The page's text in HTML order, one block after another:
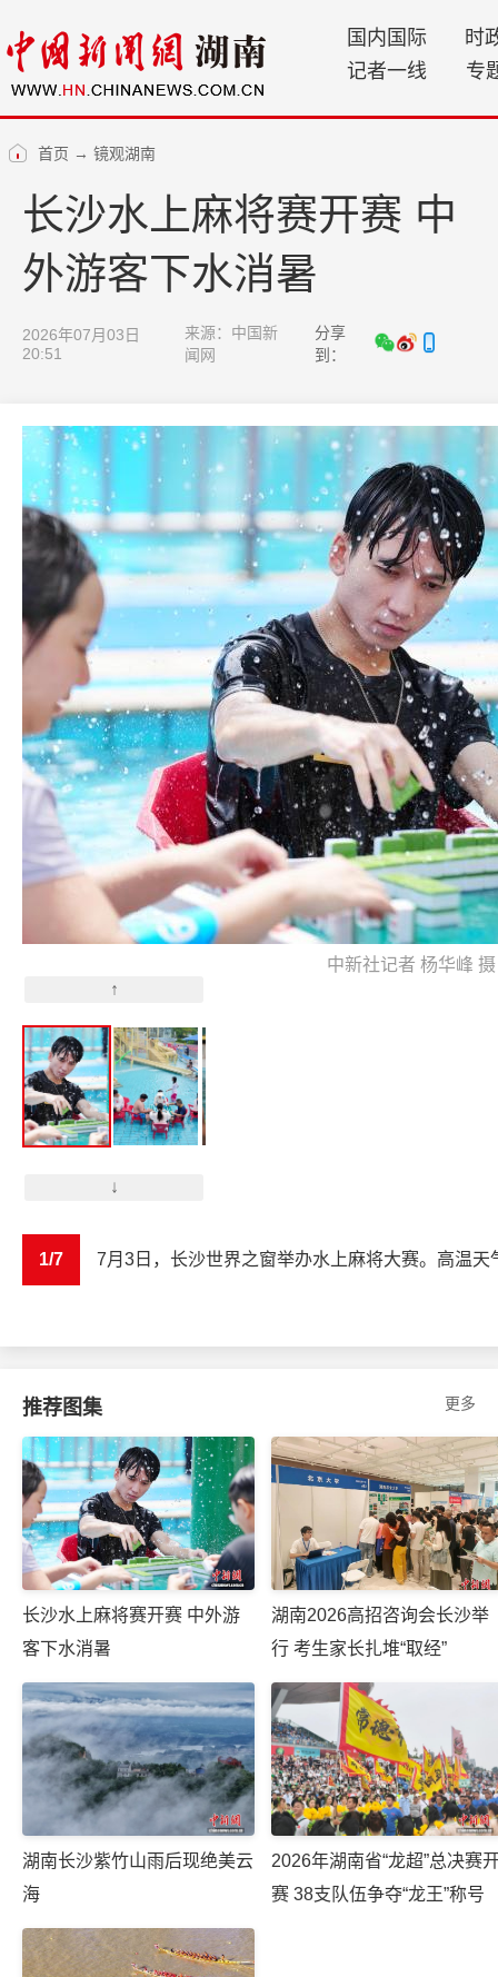
国内国际
时
记者一线
专
首页 → 镜观湖南
长沙水上麻将赛开赛 中
外游客下水消暑
2026年07月03日
20:51
来源：中国新
闻网
分享
到：
中新社记者 杨华峰 摄
↑
↓
1/7 7月3日，长沙世界之窗举办水上麻将大赛。高温
推荐图集 更多
长沙水上麻将赛开赛 中外游
客下水消暑
湖南2026高招咨询会长沙举
行 考生家长扎堆“取经”
湖南长沙紫竹山雨后现绝美云
海
2026年湖南省“龙超”总决赛
赛 38支队伍争夺“龙王”称号